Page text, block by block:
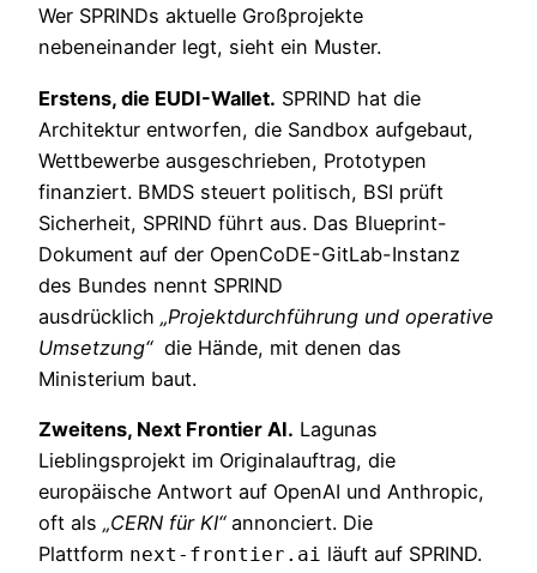
Wer SPRINDs aktuelle Großprojekte
nebeneinander legt, sieht ein Muster.
Erstens, die EUDI-Wallet. SPRIND hat die
Architektur entworfen, die Sandbox aufgebaut,
Wettbewerbe ausgeschrieben, Prototypen
finanziert. BMDS steuert politisch, BSI prüft
Sicherheit, SPRIND führt aus. Das Blueprint-
Dokument auf der OpenCoDE-GitLab-Instanz
des Bundes nennt SPRIND
ausdrücklich „Projektdurchführung und operative
Umsetzung“die Hände, mit denen das
Ministerium baut.
Zweitens, Next Frontier AI. Lagunas
Lieblingsprojekt im Originalauftrag, die
europäische Antwort auf OpenAI und Anthropic,
oft als „CERN für KI“annonciert. Die
Plattform next-frontier.ai läuft auf SPRIND.